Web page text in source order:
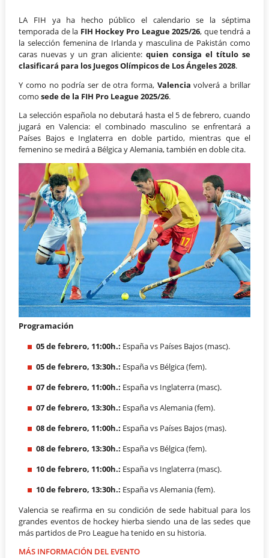
LA FIH ya ha hecho público el calendario se la séptima
temporada de la FIH Hockey Pro League 2025/26, que tendrá a
la selección femenina de Irlanda y masculina de Pakistán como
caras nuevas y un gran aliciente: quien consiga el título se
clasificará para los Juegos Olímpicos de Los Ángeles 2028.
Y como no podría ser de otra forma, Valencia volverá a brillar
comosede de la FIH Pro League 2025/26.
La selección española no debutará hasta el 5 de febrero, cuando
jugará en Valencia: el combinado masculino se enfrentará a
Países Bajos e Inglaterra en doble partido, mientras que el
femenino se medirá a Bélgica y Alemania, también en doble cita.
Programación
05 de febrero, 11:00h.: España vs Países Bajos (masc).
05 de febrero, 13:30h.: España vs Bélgica (fem).
07 de febrero, 11:00h.: España vs Inglaterra (masc).
07 de febrero, 13:30h.: España vs Alemania (fem).
08 de febrero, 11:00h.: España vs Países Bajos (mas).
08 de febrero, 13:30h.: España vs Bélgica (fem).
10 de febrero, 11:00h.: España vs Inglaterra (masc).
10 de febrero, 13:30h.: España vs Alemania (fem).
Valencia se reafirma en su condición de sede habitual para los
grandes eventos de hockey hierba siendo una de las sedes que
más partidos de Pro League ha tenido en su historia.
MÁS INFORMACIÓN DEL EVENTO